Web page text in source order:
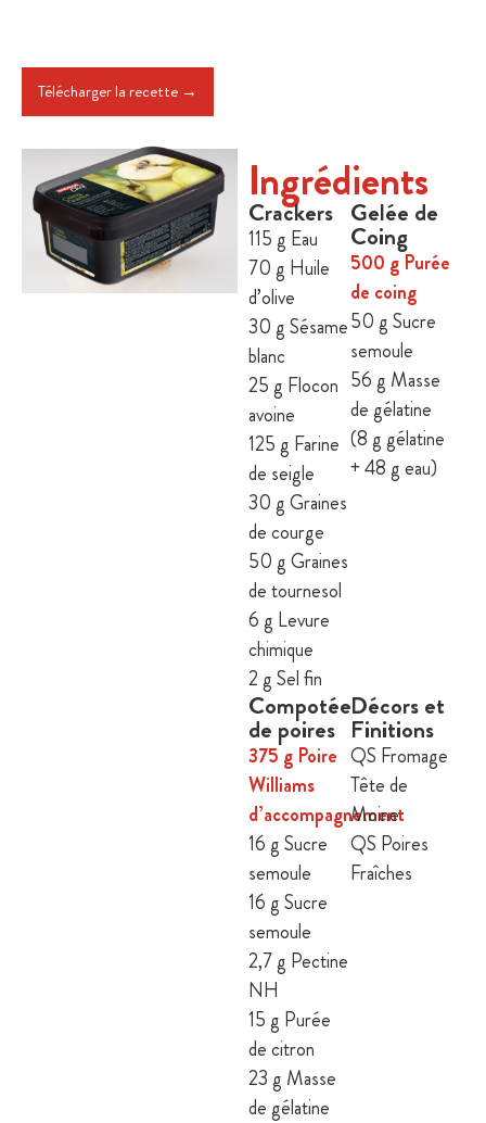
Télécharger la recette →
Ingrédients
Crackers
115 g Eau
70 g Huile
d’olive
30 g Sésame
blanc
25 g Flocon
avoine
125 g Farine
de seigle
30 g Graines
de courge
50 g Graines
de tournesol
6 g Levure
chimique
2 g Sel fin
Gelée de
Coing
500 g Purée
de coing
50 g Sucre
semoule
56 g Masse
de gélatine
(8 g gélatine
+ 48 g eau)
Compotée
de poires
375 g Poire
Williams
d’accompagnement
16 g Sucre
semoule
16 g Sucre
semoule
2,7 g Pectine
NH
15 g Purée
de citron
23 g Masse
de gélatine
Décors et
Finitions
QS Fromage
Tête de
Moine
QS Poires
Fraîches